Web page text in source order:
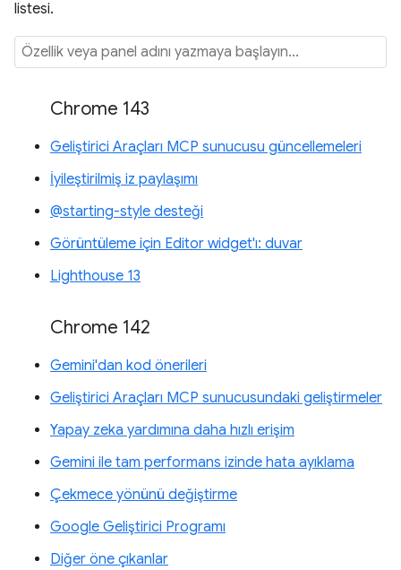
listesi.
Chrome 143
Geliştirici Araçları MCP sunucusu güncellemeleri
İyileştirilmiş iz paylaşımı
@starting-style desteği
Görüntüleme için Editor widget'ı: duvar
Lighthouse 13
Chrome 142
Gemini'dan kod önerileri
Geliştirici Araçları MCP sunucusundaki geliştirmeler
Yapay zeka yardımına daha hızlı erişim
Gemini ile tam performans izinde hata ayıklama
Çekmece yönünü değiştirme
Google Geliştirici Programı
Diğer öne çıkanlar